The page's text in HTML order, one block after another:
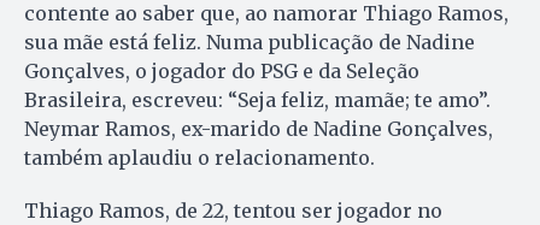
contente ao saber que, ao namorar Thiago Ramos,
sua mãe está feliz. Numa publicação de Nadine
Gonçalves, o jogador do PSG e da Seleção
Brasileira, escreveu: “Seja feliz, mamãe; te amo”.
Neymar Ramos, ex-marido de Nadine Gonçalves,
também aplaudiu o relacionamento.
Thiago Ramos, de 22, tentou ser jogador no